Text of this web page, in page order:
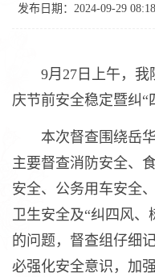
发布日期：2024-09-29
9月27日上午，我
庆节前安全稳定暨纠“
本次督查围绕岳华
主要督查消防安全、
安全、公务用车安全
卫生安全及“纠四风、
的问题，督查组仔细
必强化安全意识，加